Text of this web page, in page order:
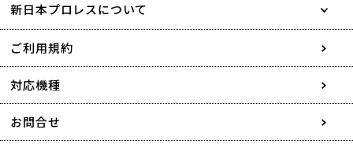
新日本プロレスについて
会社情報
採用情報
協賛・広告媒体のご案内
ご利用規約
対応機種
お問合せ